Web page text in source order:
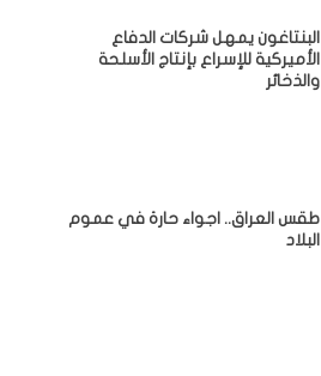
البنتاغون يمهل شركات الدفاع
الأميركية للإسراع بإنتاج الأسلحة
والذخائر
طقس العراق.. اجواء حارة في عموم
البلاد